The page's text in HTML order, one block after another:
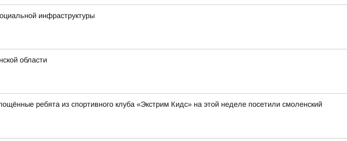
инфраструктуры
области
ребята из спортивного клуба «Экстрим Кидс» на этой неделе посетили смоленский